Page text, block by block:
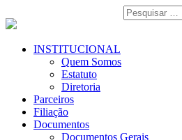
para
conteúdo
Pesquisar
por:
Menu
INSTITUCIONAL
Quem Somos
Estatuto
Diretoria
Parceiros
Filiação
Documentos
Documentos Gerais